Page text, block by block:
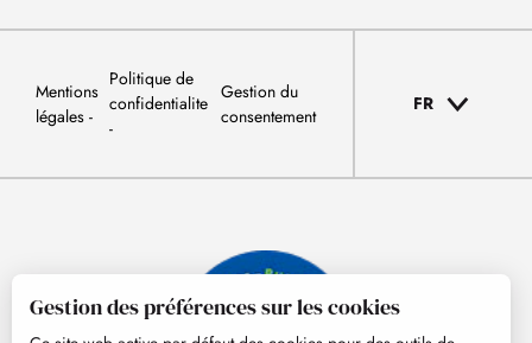
Mentions
légales
Politique de
confidentialite
Gestion du
consentement
FR
Gestion des préférences sur les cookies